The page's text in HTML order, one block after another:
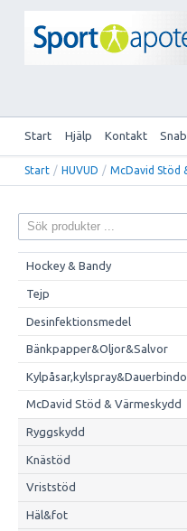
Start Hjälp Kontakt
Start / HUVUD / McDavid Stöd
Hockey & Bandy
Tejp
Desinfektionsmedel
Bänkpapper&Oljor&Salvor
McDavid Stöd & Värmeskydd
Ryggskydd
Knästöd
Vriststöd
Häl&fot